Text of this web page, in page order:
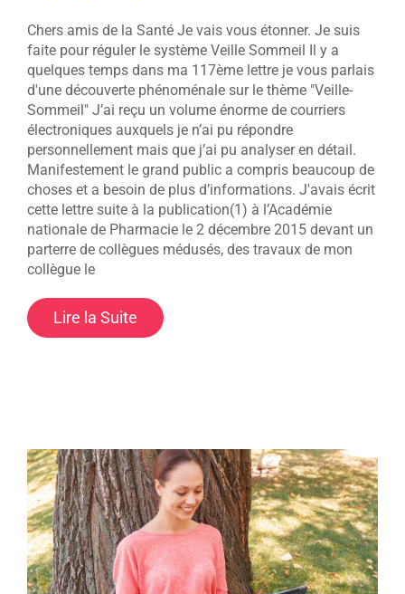
Chers amis de la Santé Je vais vous étonner. Je suis
faite pour réguler le système Veille Sommeil Il y a
quelques temps dans ma 117ème lettre je vous parlais
d'une découverte phénoménale sur le thème "Veille-
Sommeil" J’ai reçu un volume énorme de courriers
électroniques auxquels je n’ai pu répondre
personnellement mais que j’ai pu analyser en détail.
Manifestement le grand public a compris beaucoup de
choses et a besoin de plus d’informations. J'avais écrit
cette lettre suite à la publication(1) à l’Académie
nationale de Pharmacie le 2 décembre 2015 devant un
parterre de collègues médusés, des travaux de mon
collègue le
Lire la Suite